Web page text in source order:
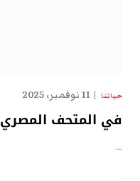
حياتنا 11 نوفمبر، 2025
في المتحف المصري
…